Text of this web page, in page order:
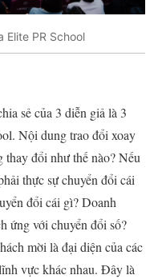
PR School
sẻ của 3 diễn giả là 3
Nội dung trao đổi xoay
đổi như thế nào? Nếu
thực sự chuyển đổi cái
đổi cái gì? Doanh
ứng với chuyển đổi số?
mời là đại diện của các
vực khác nhau. Đây là